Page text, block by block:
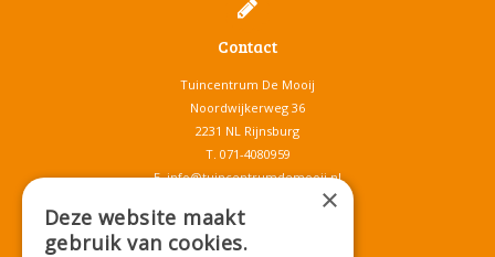
Contact
Tuincentrum De Mooij
Noordwijkerweg 36
2231 NL Rijnsburg
T. 071-4080959
E.info@tuincentrumdemooij.nl
×
Deze website maakt
gebruik van cookies.